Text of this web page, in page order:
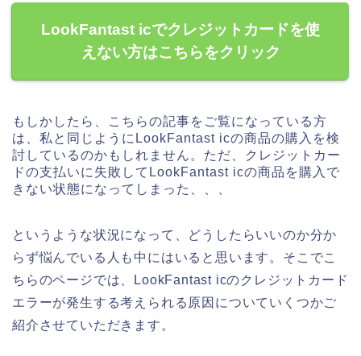
LookFantast icでクレジットカードを使
えない方はこちらをクリック
もしかしたら、こちらの記事をご覧になっている方
は、私と同じようにLookFantast icの商品の購入を検
討しているのかもしれません。ただ、クレジットカー
ドの支払いに失敗してLookFantast icの商品を購入で
きない状態になってしまった、、、
というような状況になって、どうしたらいいのか分か
らず悩んでいる人も中にはいると思います。そこでこ
ちらのページでは、LookFantast icのクレジットカード
エラーが発生する考えられる原因についていくつかご
紹介させていただきます。